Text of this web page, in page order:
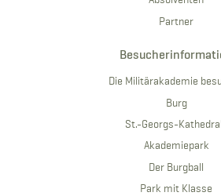
Partner
Die Militärakademie
Burg
St.-Georgs-
Akademiepark
Der Burgball
Park mit Klasse